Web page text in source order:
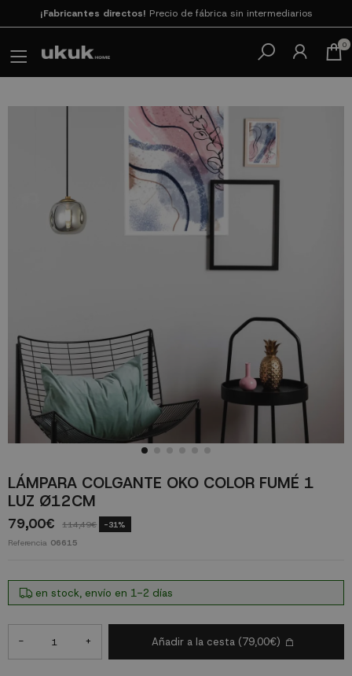
Paga en 3cuotas SIN INTERESES con SeQura
0
LÁMPARA COLGANTE OKO COLOR FUMÉ 1
LUZ Ø12CM
79,00€ 114,49€ -31%
Referencia 06615
en stock, envío en 1-2 días
- + Añadir a la cesta (79,00€)